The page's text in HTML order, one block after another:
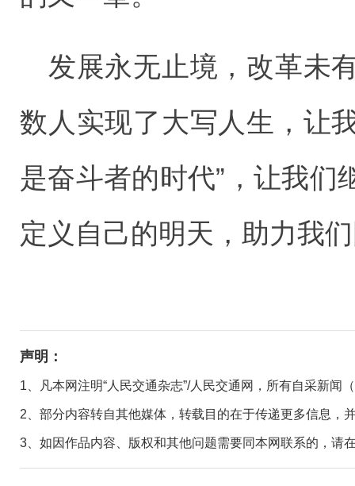
发展永无止境，改革未
数人实现了大写人生，让
是奋斗者的时代”，让我们
定义自己的明天，助力我
声明：
1、凡本网注明“人民交通杂志”/人民交通网，所有自采新
2、部分内容转自其他媒体，转载目的在于传递更多信息，
3、如因作品内容、版权和其他问题需要同本网联系的，请